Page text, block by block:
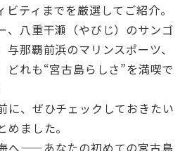
ティまでを厳選してご紹介。
、八重干瀬（やびじ）のサンゴ
那覇前浜のマリンスポーツ、
どれも“宮古島らしさ”を満喫で
に、ぜひチェックしておきたい
ました。
へ——あなたの初めての宮古島